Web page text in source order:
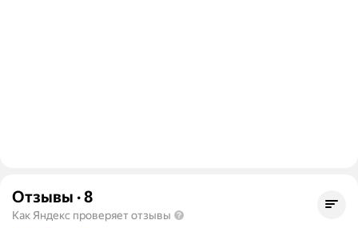
Отзывы ·8
Как Яндекс проверяет отзывы